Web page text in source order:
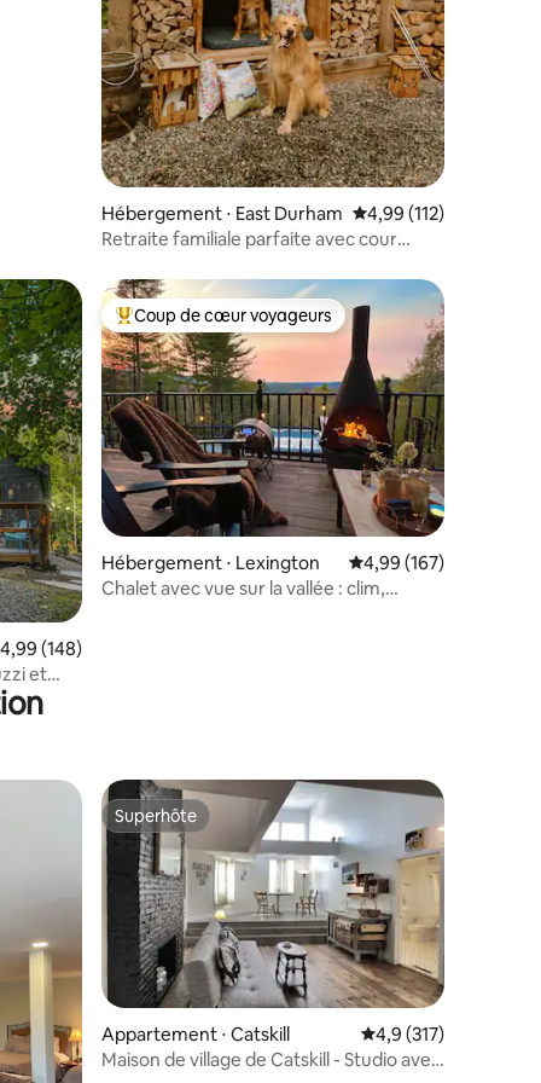
Hébergement ⋅ East Durham Évaluation moyenne
4,99 (112)
Retraite familiale parfaite avec cour
: 5 sur 5
appréciés
moyenne sur la base de 148 commentaires : 4,99 sur 5
4,99 (148)
et
Coups de cœur voyageurs les plus appréciés
Coup de cœur voyageurs
Hébergement ⋅ Lexington Évaluation moyenne
4,99 (167)
Chalet avec vue sur la vallée : clim,
: 4,96 sur 5
appréciés Superhôte
Superhôte
Appartement ⋅ Catskill Évaluation moyenne
4,9 (317)
Maison de village de Catskill - Studio avec